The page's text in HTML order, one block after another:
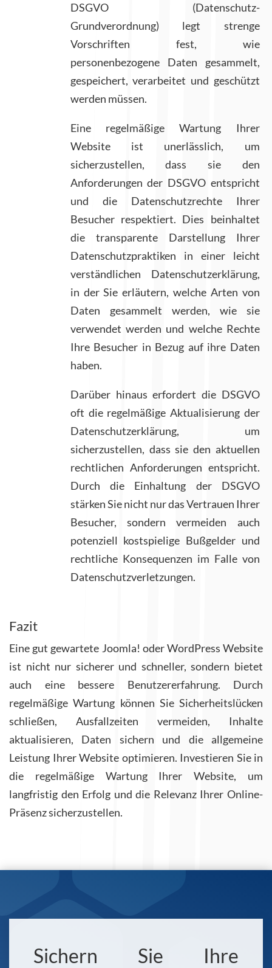
DSGVO (Datenschutz-
Grundverordnung) legt strenge
Vorschriften fest, wie
personenbezogene Daten gesammelt,
gespeichert, verarbeitet und geschützt
werden müssen.
Eine regelmäßige Wartung Ihrer
Website ist unerlässlich, um
sicherzustellen, dass sie den
Anforderungen der DSGVO entspricht
und die Datenschutzrechte Ihrer
Besucher respektiert. Dies beinhaltet
die transparente Darstellung Ihrer
Datenschutzpraktiken in einer leicht
verständlichen Datenschutzerklärung,
in der Sie erläutern, welche Arten von
Daten gesammelt werden, wie sie
verwendet werden und welche Rechte
Ihre Besucher in Bezug auf ihre Daten
haben.
Darüber hinaus erfordert die DSGVO
oft die regelmäßige Aktualisierung der
Datenschutzerklärung, um
sicherzustellen, dass sie den aktuellen
rechtlichen Anforderungen entspricht.
Durch die Einhaltung der DSGVO
stärken Sie nicht nur das Vertrauen Ihrer
Besucher, sondern vermeiden auch
potenziell kostspielige Bußgelder und
rechtliche Konsequenzen im Falle von
Datenschutzverletzungen.
Fazit
Eine gut gewartete Joomla! oder WordPress Website
ist nicht nur sicherer und schneller, sondern bietet
auch eine bessere Benutzererfahrung. Durch
regelmäßige Wartung können Sie Sicherheitslücken
schließen, Ausfallzeiten vermeiden, Inhalte
aktualisieren, Daten sichern und die allgemeine
Leistung Ihrer Website optimieren. Investieren Sie in
die regelmäßige Wartung Ihrer Website, um
langfristig den Erfolg und die Relevanz Ihrer Online-
Präsenz sicherzustellen.
Sichern Sie Ihre